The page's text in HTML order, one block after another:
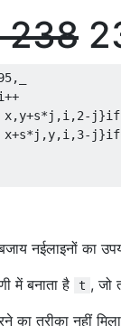
238
नईलाइनों का
में बनाता है t , जो
का तरीका नहीं